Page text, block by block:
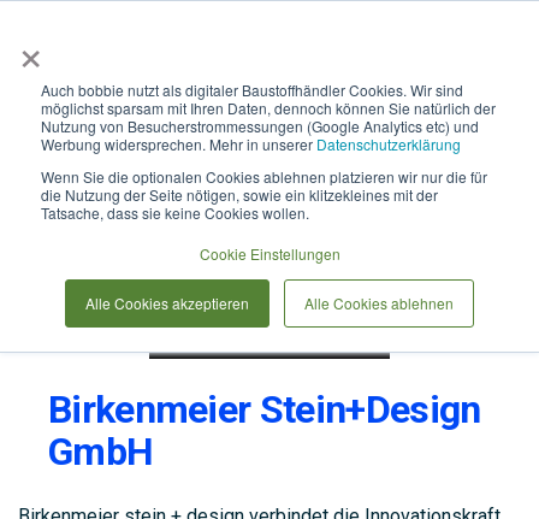
×
Auch bobbie nutzt als digitaler Baustoffhändler Cookies. Wir sind
möglichst sparsam mit Ihren Daten, dennoch können Sie natürlich der
Nutzung von Besucherstrommessungen (Google Analytics etc) und
Werbung widersprechen. Mehr in unserer Datenschutzerklärung
Wenn Sie die optionalen Cookies ablehnen platzieren wir nur die für
die Nutzung der Seite nötigen, sowie ein klitzekleines mit der
Tatsache, dass sie keine Cookies wollen.
Cookie Einstellungen
Alle Cookies akzeptieren Alle Cookies ablehnen
Birkenmeier Stein+Design
GmbH